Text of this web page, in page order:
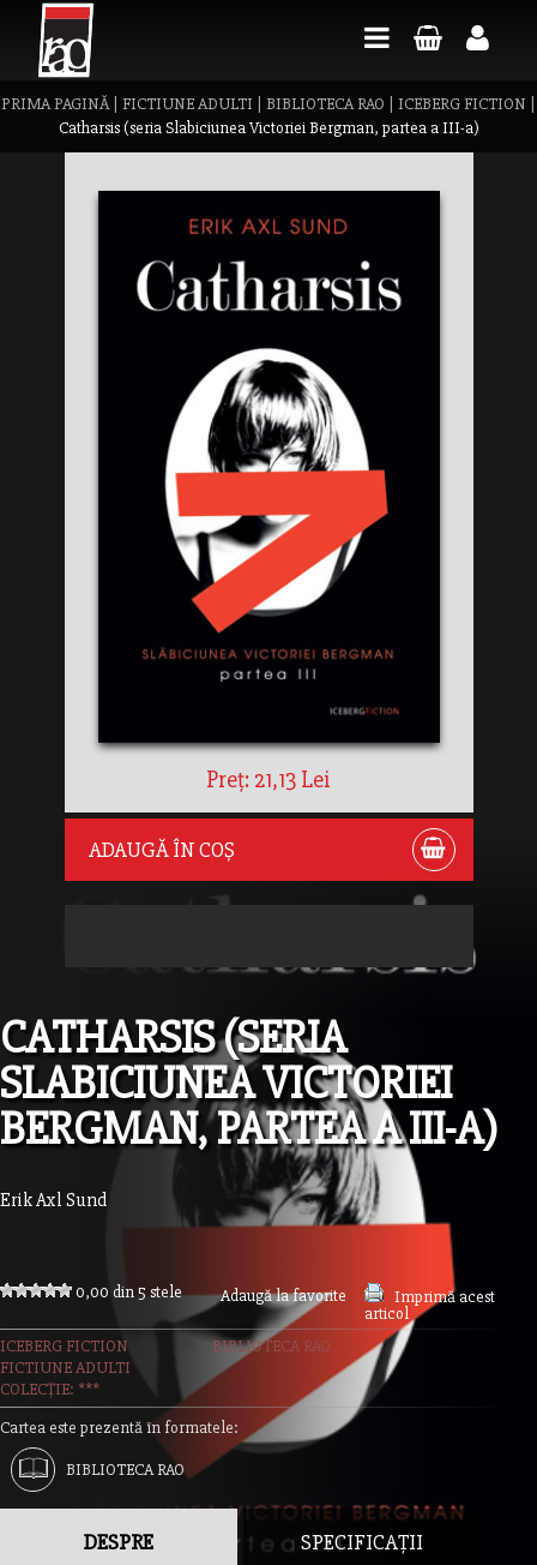
PRIMA PAGINĂ| FICTIUNE ADULTI BIBLIOTECA RAO ICEBERG FICTION
Catharsis (seria Slabiciunea Victoriei Bergman, partea a III-a)
Preț: 21,13 Lei
ADAUGĂ ÎN COȘ
CATHARSIS (SERIA
SLABICIUNEA VICTORIEI
BERGMAN, PARTEA A III-A)
Erik Axl Sund
0,00 din 5 stele Adaugă la favorite
Imprimă acest
articol
ICEBERG FICTION
BIBLIOTECA RAO
FICTIUNE ADULTI
COLECȚIE: ***
Cartea este prezentă în formatele:
BIBLIOTECA RAO
DESPRE SPECIFICAȚII